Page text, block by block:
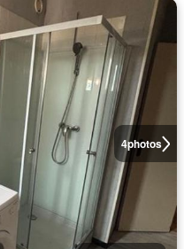
4photos